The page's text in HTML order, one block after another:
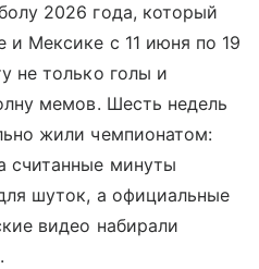
2026 года, который
Мексике с 11 июня по 19
не только голы и
мемов. Шесть недель
жили чемпионатом:
считанные минуты
шуток, а официальные
видео набирали